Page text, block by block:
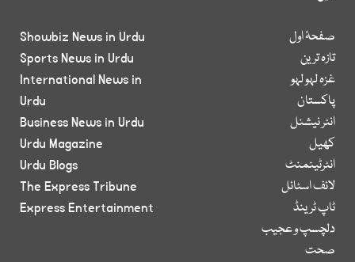
صفحۂ اول
تازہ ترین
غزہ لہو لہو
پاکستان
انٹر نیشنل
کھیل
انٹرٹینمنٹ
لائف اسٹائل
ٹاپ ٹرینڈ
دلچسپ و عجیب
صحت
Showbiz News in Urdu
Sports News in Urdu
International News in
Urdu
Business News in Urdu
Urdu Magazine
Urdu Blogs
The Express Tribune
Express Entertainment